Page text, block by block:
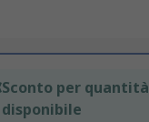
Sconto per quantità
disponibile